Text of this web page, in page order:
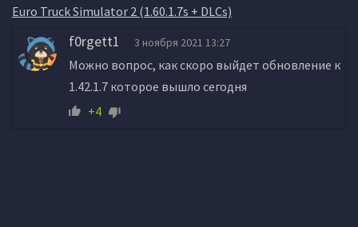
Euro Truck Simulator 2 (1.60.1.7s + DLCs)
f0rgett1 3 ноября 2021 13:27
Можно вопрос, как скоро выйдет обновление к
1.42.1.7 которое вышло сегодня
+4